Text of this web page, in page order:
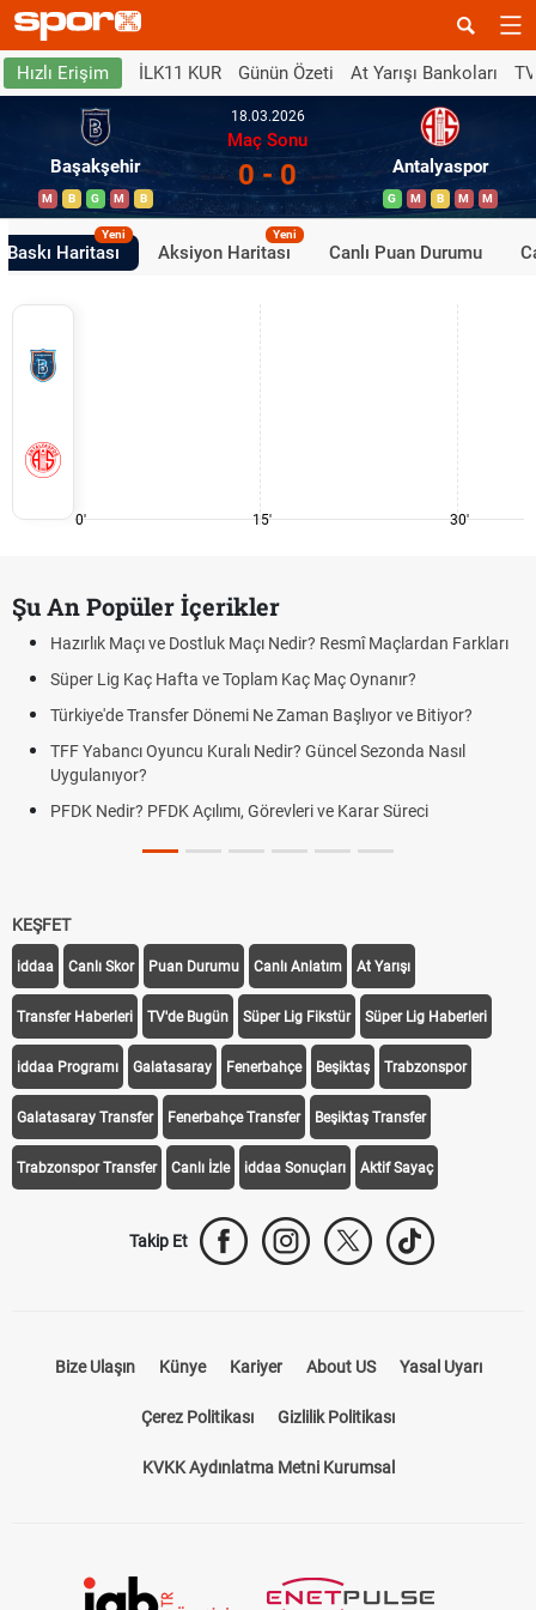
Hızlı Erişim İLK11 KUR Günün Özeti At Yarışı Bankoları
Başakşehir
M B G M B
18.03.2026
Maç Sonu
0 - 0 Antalyaspor
G M B M M
Baskı Haritası
Yeni
Aksiyon Haritası
Yeni
Canlı Puan Durumu
0' 15' 30'
Şu An Popüler İçerikler
Hazırlık Maçı ve Dostluk Maçı Nedir? Resmî Maçlardan Farkları
Süper Lig Kaç Hafta ve Toplam Kaç Maç Oynanır?
Türkiye'de Transfer Dönemi Ne Zaman Başlıyor ve Bitiyor?
TFF Yabancı Oyuncu Kuralı Nedir? Güncel Sezonda Nasıl
Uygulanıyor?
PFDK Nedir? PFDK Açılımı, Görevleri ve Karar Süreci
KEŞFET
iddaa Canlı Skor Puan Durumu Canlı Anlatım At Yarışı
Transfer Haberleri TV'de Bugün Süper Lig Fikstür Süper Lig Haberleri
iddaa Programı Galatasaray Fenerbahçe Beşiktaş Trabzonspor
Galatasaray Transfer Fenerbahçe Transfer Beşiktaş Transfer
Trabzonspor Transfer Canlı İzle iddaa Sonuçları Aktif Sayaç
Takip Et
Bize Ulaşın Künye Kariyer About US Yasal Uyarı
Çerez Politikası Gizlilik Politikası
KVKK Aydınlatma Metni Kurumsal